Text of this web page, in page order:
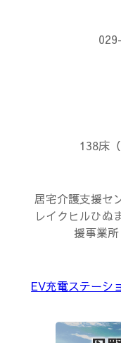
138床
居宅介護支援セ
レイクヒルひぬ
援事業
EV充電ステーシ